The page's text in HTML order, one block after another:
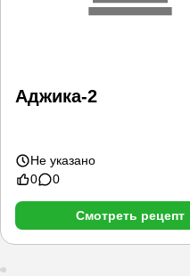
Аджика-2
Не указано
0
0
Смотреть рецепт